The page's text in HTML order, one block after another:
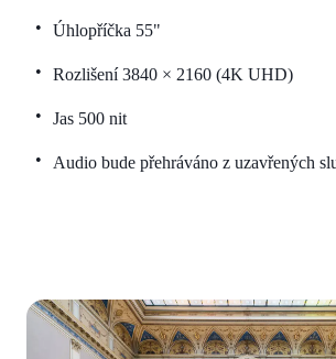
Úhlopříčka 55"
Rozlišení 3840 × 2160 (4K UHD)
Jas 500 nit
Audio bude přehráváno z uzavřených